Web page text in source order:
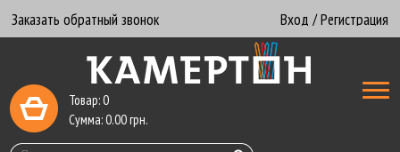
Заказать обратный звонок Вход / Регистрация
Товар:0
Сумма:0.00грн.